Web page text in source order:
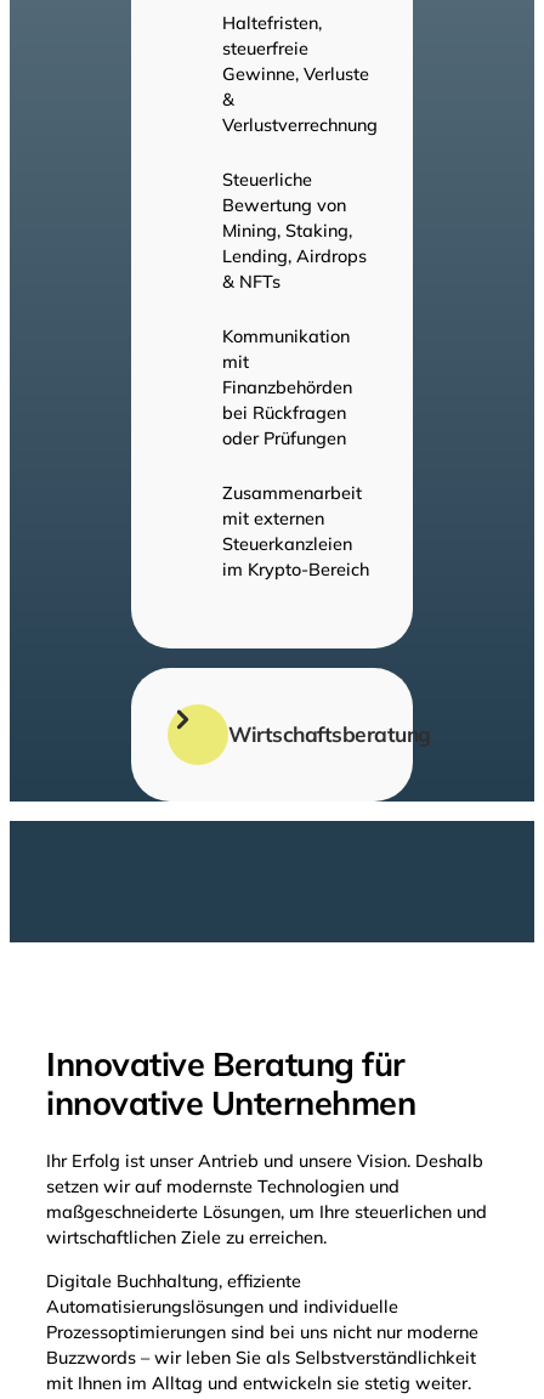
Haltefristen,
steuerfreie
Gewinne, Verluste
&
Verlustverrechnung
Steuerliche
Bewertung von
Mining, Staking,
Lending, Airdrops
& NFTs
Kommunikation
mit
Finanzbehörden
bei Rückfragen
oder Prüfungen
Zusammenarbeit
mit externen
Steuerkanzleien
im Krypto-Bereich
Wirtschaftsberatung
Investments
Unternehmen oder
DAOs
Klärung von
Fragen rund um
Token-Modelle &
Geschäftsmodellentwicklung
Begleitung bei
Transparenzanforderungen
und steuerlicher
Risikominimierung
Innovative Beratung für
innovative Unternehmen
Ihr Erfolg ist unser Antrieb und unsere Vision. Deshalb
setzen wir auf modernste Technologien und
maßgeschneiderte Lösungen, um Ihre steuerlichen und
wirtschaftlichen Ziele zu erreichen.
Digitale Buchhaltung, effiziente
Automatisierungslösungen und individuelle
Prozessoptimierungen sind bei uns nicht nur moderne
Buzzwords – wir leben Sie als Selbstverständlichkeit
mit Ihnen im Alltag und entwickeln sie stetig weiter.